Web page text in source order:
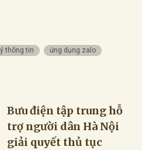
thông tin ứng dụng zalo
Bưu điện tập trung hỗ
trợ người dân Hà Nội
giải quyết thủ tục